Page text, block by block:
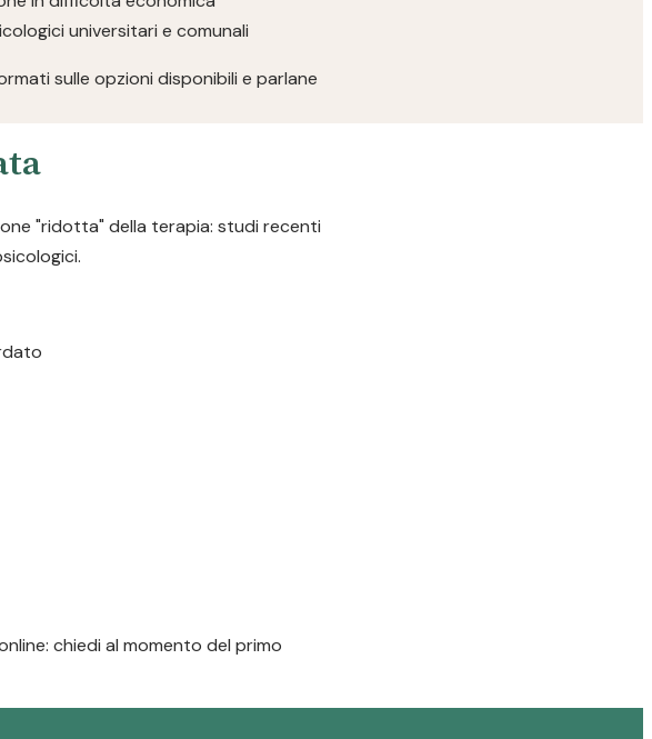
universitari e comunali
sulle opzioni disponibili e parlane
"ridotta" della terapia: studi recenti
chiedi al momento del primo